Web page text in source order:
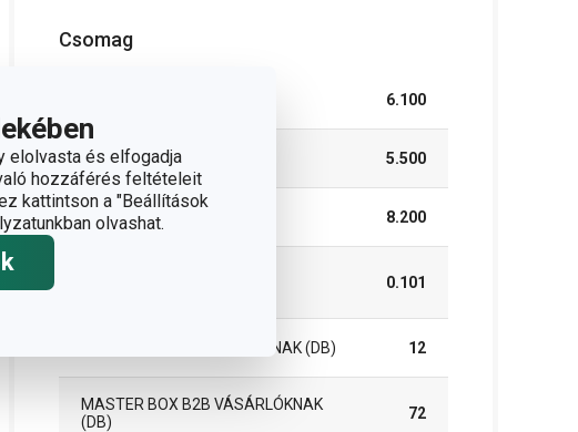
elolvasta és elfogadja
hozzáférés feltételeit
kattintson a "Beállítások
olvashat.
Csomag
6.100
MAGASSÁG (CM) 5.500
HOSSZÚSÁG (CM) 8.200
0.101
INNER BOX B2B VÁSÁRLÓKNAK (DB) 12
MASTER BOX B2B VÁSÁRLÓKNAK
(DB)
72